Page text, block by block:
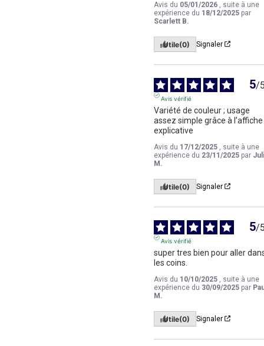
Avis du 05/01/2026
, suite à une
expérience du 18/12/2025 par
Scarlett B.
Utile(0) Signaler
5/
Avis vérifié
Variété de couleur ; usage
assez simple grâce à l’affiche
explicative
Avis du 17/12/2025
, suite à une
expérience du 23/11/2025 par
M.
Utile(0) Signaler
5/
Avis vérifié
super tres bien pour aller
les coins.
Avis du 10/10/2025
, suite à une
expérience du 30/09/2025 par
M.
Utile(0) Signaler